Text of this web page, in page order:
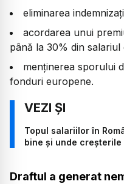
eliminarea
acordarea unui
până la 30% din salariul
menținerea sporului
fonduri europene.
Topul salariilor în
bine și unde
Draftul a generat